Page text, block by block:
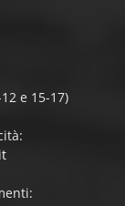
e 15-17)